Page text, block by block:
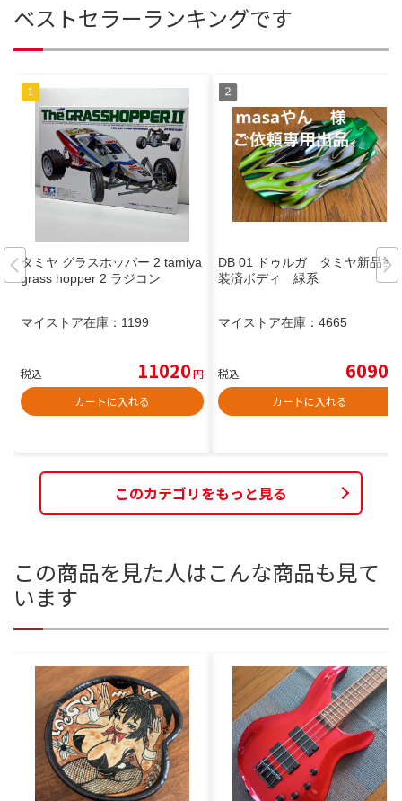
ベストセラーランキングです
タミヤ グラスホッパー 2 tamiya
grass hopper 2 ラジコン
マイストア在庫： 1199
税込 11020円
カートに入れる
DB 01 ドゥルガ タミヤ新品塗
装済ボディ 緑系
マイストア在庫： 4665
税込 6090
カートに入れる
このカテゴリをもっと見る
この商品を見た人はこんな商品も見て
います